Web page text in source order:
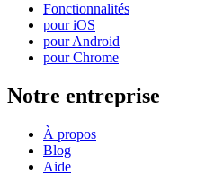
Fonctionnalités
pour iOS
pour Android
pour Chrome
Notre entreprise
À propos
Blog
Aide